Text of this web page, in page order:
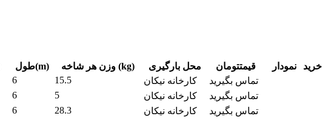
طول(m) وزن هر شاخه (kg) محل بارگیری قیمتتومان نمودار
خرید
6 15.5 کارخانه نیکان
تماس بگیرید
6 5 کارخانه نیکان
تماس بگیرید
6 28.3 کارخانه نیکان
تماس بگیرید